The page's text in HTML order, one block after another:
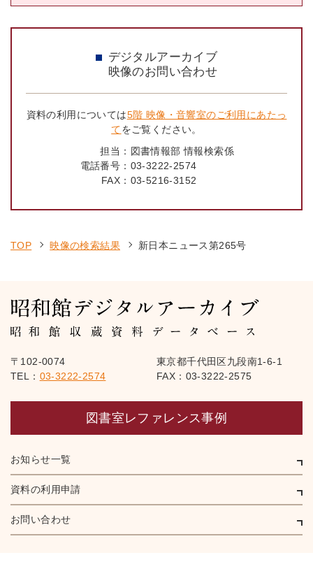
デジタルアーカイブ
映像のお問い合わせ
資料の利用については5階 映像・音響室のご利用にあたっ
てをご覧ください。
担当： 図書情報部 情報検索係
電話番号： 03-3222-2574
FAX： 03-5216-3152
TOP 映像の検索結果 新日本ニュース第265号
〒102-0074
東京都千代田区九段南1-6-1
TEL： 03-3222-2574 FAX：03-3222-2575
図書室レファレンス事例
お知らせ一覧
資料の利用申請
お問い合わせ